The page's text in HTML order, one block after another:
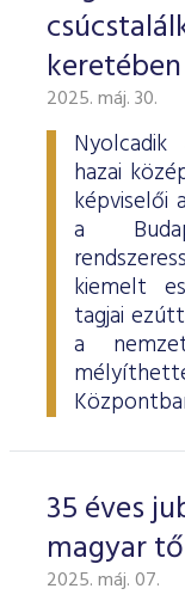
ESG
keretében
2025. máj. 30.
hazai
képviselői
a
kiemelt
tagjai
a
35 éves
magyar
2025. máj. 07.